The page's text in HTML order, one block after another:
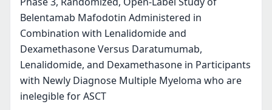
Belentamab Mafodotin Administered in
Combination with Lenalidomide and
Dexamethasone Versus Daratumumab,
Lenalidomide, and Dexamethasone in Participants
with Newly Diagnose Multiple Myeloma who are
inelegible for ASCT